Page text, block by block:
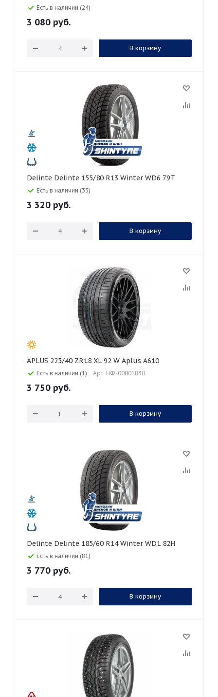
Есть в наличии (24)
3 080 руб.
В корзину
Delinte Delinte 155/80 R13 Winter WD6 79T
Есть в наличии (33)
3 320 руб.
В корзину
APLUS 225/40 ZR18 XL 92 W Aplus A610
Есть в наличии (1) Арт: НФ-00001830
3 750 руб.
В корзину
Delinte Delinte 185/60 R14 Winter WD1 82H
Есть в наличии (81)
3 770 руб.
В корзину